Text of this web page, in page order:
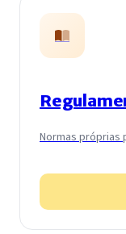
Normas próprias